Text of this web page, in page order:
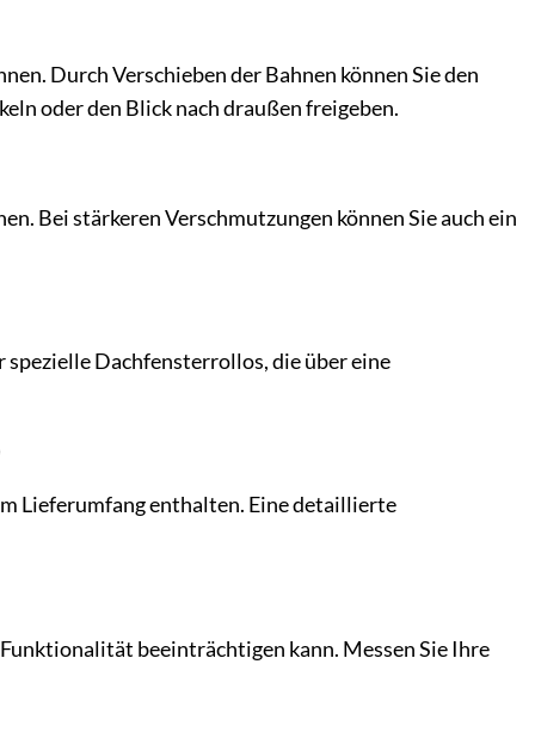
Durch Verschieben der Bahnen können Sie den
oder den Blick nach draußen freigeben.
Bei stärkeren Verschmutzungen können Sie auch ein
Dachfensterrollos, die über eine
Lieferumfang enthalten. Eine detaillierte
beeinträchtigen kann. Messen Sie Ihre